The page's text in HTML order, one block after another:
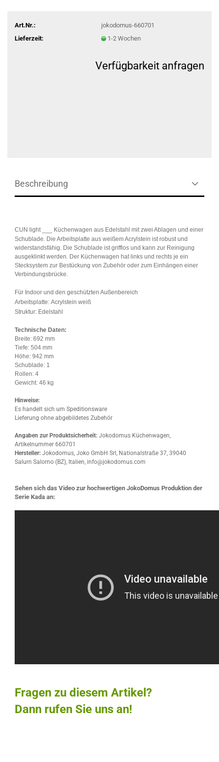
Art.Nr.:
jokodomus-660701
Lieferzeit:
1-2 Wochen
Verfügbarkeit anfragen
Beschreibung
CUN light ___
Küchenwagen aus Edelstahl mit zwei Ablagen und einer
Schublade. Die Arbeitsplatte aus weißem Acrylstein ist robust und
widerstandsfähig. Die Schublade ist grifflos und kann zur Reinigung
ausgeklinkt werden. Der Küchenwagen hat links und rechts je ein
Stecksystem zur Bestückung von Zubehör oder zum Einhängen einer
Verbindungsbrücke.
Für Indoor und den geschützten Außenbereich
Arbeitsplatte: Acrylstein weiß
Struktur: Edelstahl
Technische Daten:
Breite: 692 mm
Tiefe: 504 mm
Höhe: 942 mm
Schublade: 1
Rollen: 4
Gewicht: 46 kg
Hinweise:
Es handelt sich um Speditionsware
Lieferung ohne abgebildetes Zubehör
Angaben zur Produktsicherheit: Jokodomus Küchenwagen,
Artikelnummer 660701
Hersteller: Jokodomus, Joko GmbH Srl, Nationalstraße 37, 39040
Salurn Salorno (BZ), Italien, info@jokodomus.com
Sehen sich das Video zur hochwertigen JokoDomus Produktion der
Serie Kada an:
Fragen zu diesem Artikel?
Dann rufen Sie uns an!